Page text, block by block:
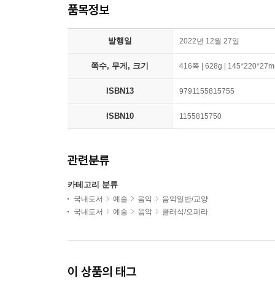
품목정보
발행일 2022년 12월 27일
쪽수, 무게, 크기 416쪽 | 628g |
ISBN13 9791155815755
ISBN10 1155815750
관련분류
카테고리 분류
국내도서 예술 음악
음악일반/교양
국내도서
예술 음악 클래식/오페라
이 상품의 태그